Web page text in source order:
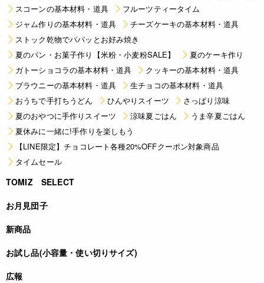
スコーンの基本材料・道具
フルーツティータイム
ジャム作りの基本材料・道具
チーズケーキの基本材料・道具
ストック乾物でパパッとお好み焼き
夏のパン・お菓子作り【米粉・小麦粉SALE】
夏のケーキ作り
ガトーショコラの基本材料・道具
クッキーの基本材料・道具
ブラウニーの基本材料・道具
生チョコの基本材料・道具
おうちで手打ちうどん
ひんやりスイーツ
さっぱり涼味
夏のおやつに手作りスイーツ
涼味夏ごはん
うま辛夏ごはん
夏休みに一緒に!手作りを楽しもう
【LINE限定】チョコレート各種20%OFFクーポン対象商品
タイムセール
TOMIZ SELECT
お月見団子
新商品
お試し品(小容量・使い切りサイズ)
広報